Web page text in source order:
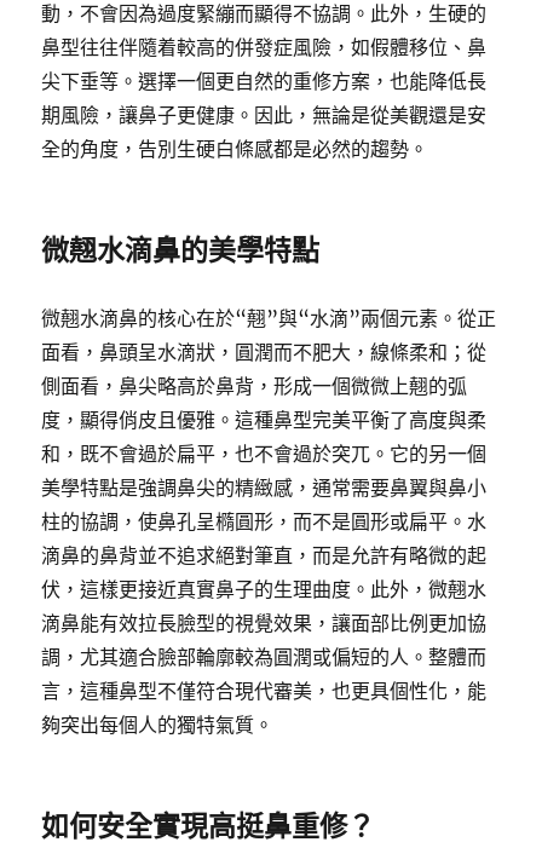
動，不會因為過度緊繃而顯得不協調。此外，生硬的
鼻型往往伴隨着較高的併發症風險，如假體移位、鼻
尖下垂等。選擇一個更自然的重修方案，也能降低長
期風險，讓鼻子更健康。因此，無論是從美觀還是安
全的角度，告別生硬白條感都是必然的趨勢。
微翹水滴鼻的美學特點
微翹水滴鼻的核心在於“翹”與“水滴”兩個元素。從正
面看，鼻頭呈水滴狀，圓潤而不肥大，線條柔和；從
側面看，鼻尖略高於鼻背，形成一個微微上翹的弧
度，顯得俏皮且優雅。這種鼻型完美平衡了高度與柔
和，既不會過於扁平，也不會過於突兀。它的另一個
美學特點是強調鼻尖的精緻感，通常需要鼻翼與鼻小
柱的協調，使鼻孔呈橢圓形，而不是圓形或扁平。水
滴鼻的鼻背並不追求絕對筆直，而是允許有略微的起
伏，這樣更接近真實鼻子的生理曲度。此外，微翹水
滴鼻能有效拉長臉型的視覺效果，讓面部比例更加協
調，尤其適合臉部輪廓較為圓潤或偏短的人。整體而
言，這種鼻型不僅符合現代審美，也更具個性化，能
夠突出每個人的獨特氣質。
如何安全實現高挺鼻重修？